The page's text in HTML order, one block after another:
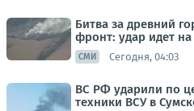
Битва за древний
фронт: удар идет
СМИ Сегодня, 04:03
ВС РФ ударили по
техники ВСУ в